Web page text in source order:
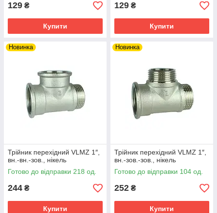
129 ₴
Купити
129 ₴
Купити
Новинка
Трійник перехідний VLMZ 1″,
вн.-вн.-зов., нікель
Готово до відправки 218 од.
244 ₴
Купити
Новинка
Трійник перехідний VLMZ 1″,
вн.-зов.-зов., нікель
Готово до відправки 104 од.
252 ₴
Купити